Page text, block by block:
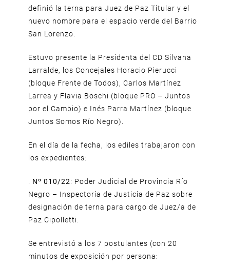
definió la terna para Juez de Paz Titular y el
nuevo nombre para el espacio verde del Barrio
San Lorenzo.
Estuvo presente la Presidenta del CD Silvana
Larralde, los Concejales Horacio Pierucci
(bloque Frente de Todos), Carlos Martínez
Larrea y Flavia Boschi (bloque PRO – Juntos
por el Cambio) e Inés Parra Martínez (bloque
Juntos Somos Río Negro).
En el día de la fecha, los ediles trabajaron con
los expedientes:
Nº 010/22: Poder Judicial de Provincia Río
Negro – Inspectoría de Justicia de Paz sobre
designación de terna para cargo de Juez/a de
Paz Cipolletti.
Se entrevistó a los 7 postulantes (con 20
minutos de exposición por persona: